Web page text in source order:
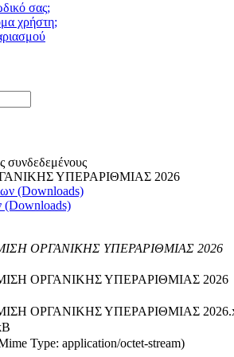
σας;
χρήστη;
συνδεδεμένους
ΥΠΕΡΑΡΙΘΜΙΑΣ 2026
(Downloads)
ΟΡΓΑΝΙΚΗΣ ΥΠΕΡΑΡΙΘΜΙΑΣ 2026
ΟΡΓΑΝΙΚΗΣ ΥΠΕΡΑΡΙΘΜΙΑΣ 2026
ΟΡΓΑΝΙΚΗΣ ΥΠΕΡΑΡΙΘΜΙΑΣ
Type: application/octet-stream)